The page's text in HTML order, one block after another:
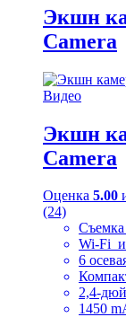
Экшн
Camera
Видео
Экшн
Camera
Оценка 5.00
(24)
Wi-Fi и
6
2,4-
1450